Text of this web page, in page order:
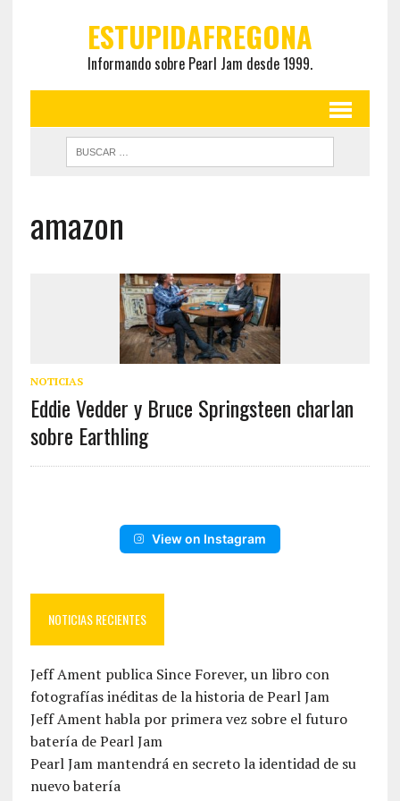
ESTUPIDAFREGONA
Informando sobre Pearl Jam desde 1999.
amazon
NOTICIAS
Eddie Vedder y Bruce Springsteen charlan
sobre Earthling
View on Instagram
NOTICIAS RECIENTES
Jeff Ament publica Since Forever, un libro con
fotografías inéditas de la historia de Pearl Jam
Jeff Ament habla por primera vez sobre el futuro
batería de Pearl Jam
Pearl Jam mantendrá en secreto la identidad de su
nuevo batería